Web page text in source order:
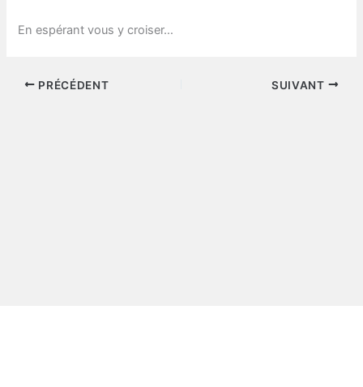
En espérant vous y croiser…
PRÉCÉDENT SUIVANT